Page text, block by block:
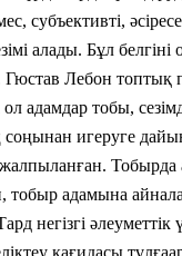
субъективті,
алады. Бұл белгіні
Гюстав Лебон топтық
адамдар тобы,
соңынан игеруге
жалпыланған. Тобырда
тобыр адамына
негізгі әлеуметтік
қағидасы